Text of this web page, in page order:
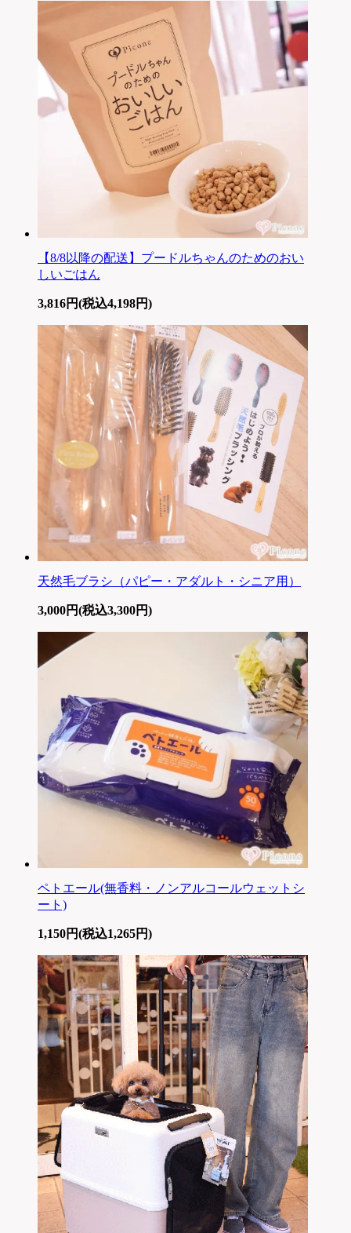
【8/8以降の配送】プードルちゃんのためのおい
しいごはん
3,816円(税込4,198円)
天然毛ブラシ（パピー・アダルト・シニア用）
3,000円(税込3,300円)
ペトエール(無香料・ノンアルコールウェットシ
ート)
1,150円(税込1,265円)